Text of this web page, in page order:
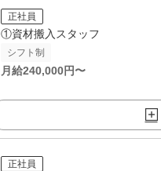
正社員
①資材搬入スタッフ
シフト制
月給240,000円〜
正社員